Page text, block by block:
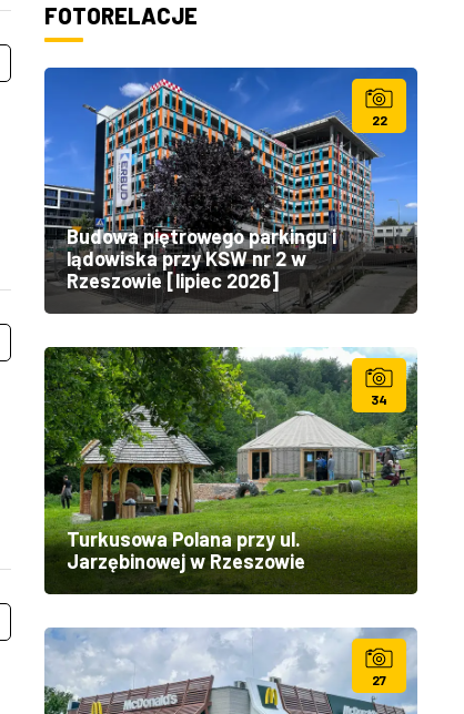
FOTORELACJE
22
Budowa piętrowego parkingu i
lądowiska przy KSW nr 2 w
Rzeszowie [lipiec 2026]
34
Turkusowa Polana przy ul.
Jarzębinowej w Rzeszowie
27